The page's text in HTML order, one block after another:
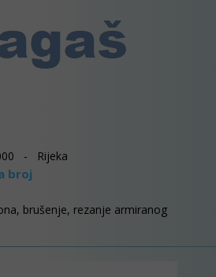
- Rijeka
broj
brušenje, rezanje armiranog